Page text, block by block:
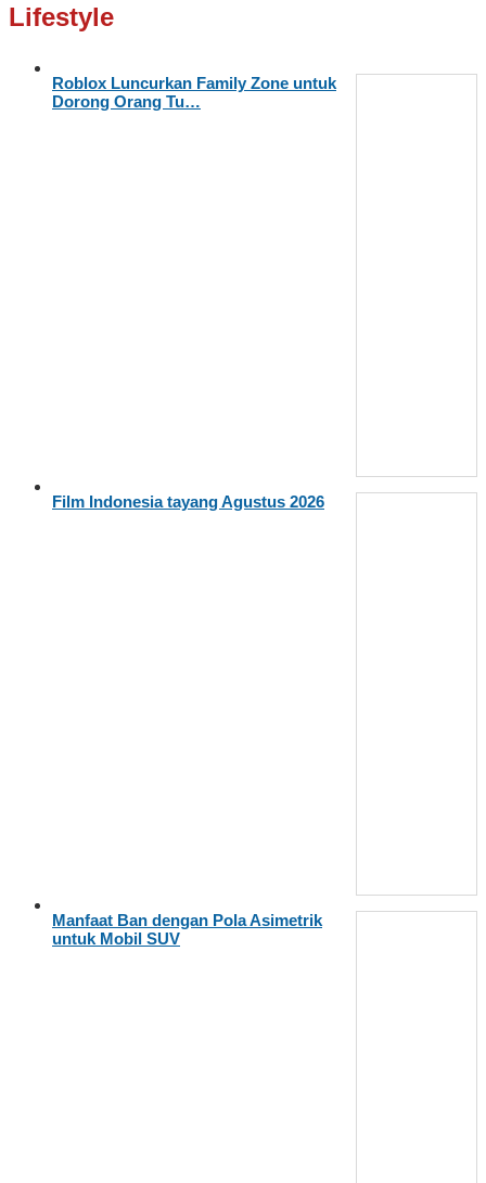
Lifestyle
Roblox Luncurkan Family Zone untuk
Dorong Orang Tu…
Film Indonesia tayang Agustus 2026
Manfaat Ban dengan Pola Asimetrik
untuk Mobil SUV